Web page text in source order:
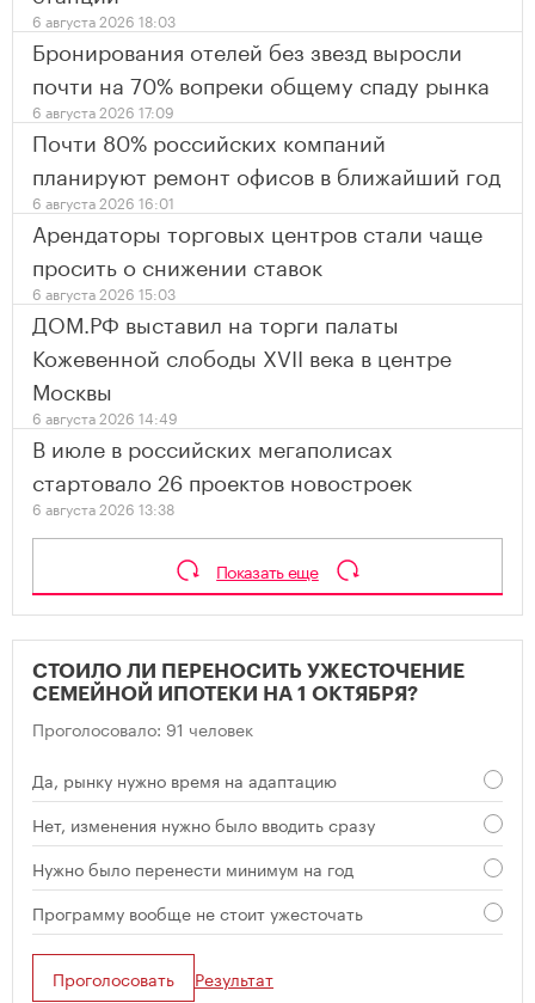
6 августа 2026 18:03
Бронирования отелей без звезд выросли
почти на 70% вопреки общему спаду рынка
6 августа 2026 17:09
Почти 80% российских компаний
планируют ремонт офисов в ближайший год
6 августа 2026 16:01
Арендаторы торговых центров стали чаще
просить о снижении ставок
6 августа 2026 15:03
ДОМ.РФ выставил на торги палаты
Кожевенной слободы XVII века в центре
Москвы
6 августа 2026 14:49
В июле в российских мегаполисах
стартовало 26 проектов новостроек
6 августа 2026 13:38
Показать еще
СТОИЛО ЛИ ПЕРЕНОСИТЬ УЖЕСТОЧЕНИЕ
СЕМЕЙНОЙ ИПОТЕКИ НА 1 ОКТЯБРЯ?
Проголосовало: 91 человек
Да, рынку нужно время на адаптацию
Нет, изменения нужно было вводить сразу
Нужно было перенести минимум на год
Программу вообще не стоит ужесточать
Проголосовать Результат